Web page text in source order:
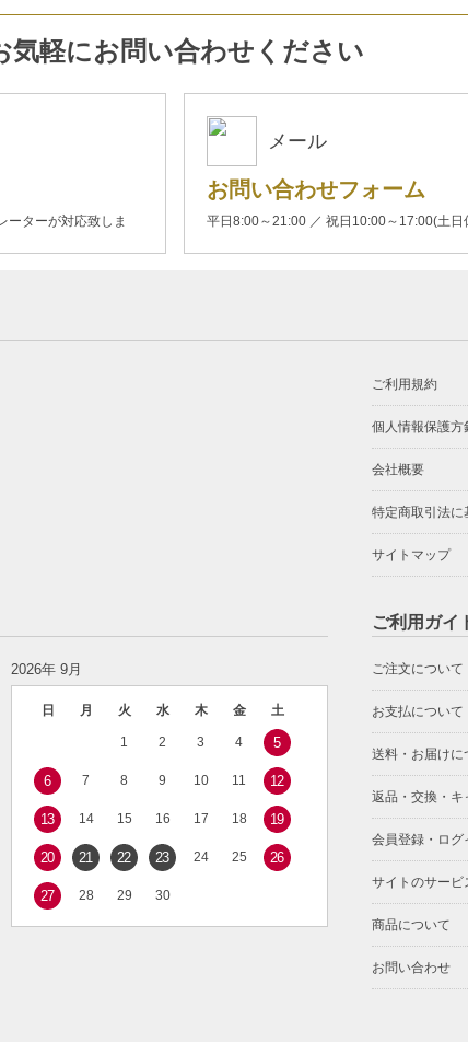
気軽にお問い合わせください
ーターが対応致しま
メール
お問い合わせフォーム
平日8:00～21:00 ／ 祝日10:00～17:00(土日
ご利用規約
個人情報保護方
会社概要
特定商取引法に
サイトマップ
2026年 9月
日 月 火 水 木 金 土
1 2 3 4 5
6 7 8 9 10 11 12
13 14 15 16 17 18 19
20 21 22 23 24 25 26
27 28 29 30
ご利用ガイ
ご注文について
お支払について
送料・お届けに
返品・交換・キ
会員登録・ログ
サイトのサービ
商品について
お問い合わせ